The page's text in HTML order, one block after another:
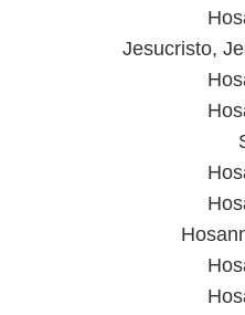
Jesucristo,